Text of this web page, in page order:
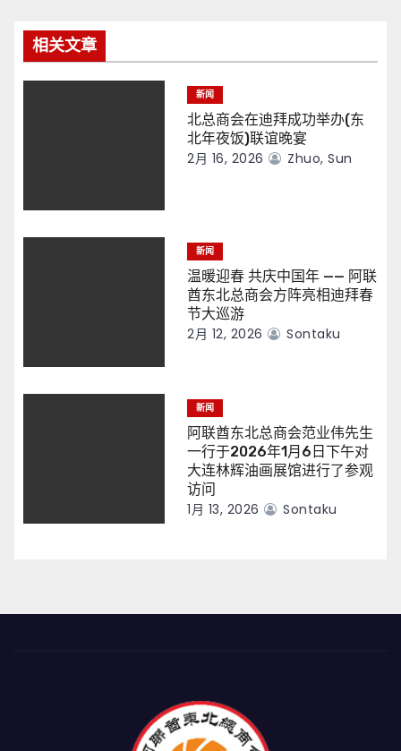
相关文章
新闻
北总商会在迪拜成功举办(东
北年夜饭)联谊晚宴
2月 16, 2026 Zhuo, Sun
新闻
温暖迎春 共庆中国年 —— 阿联
酋东北总商会方阵亮相迪拜春
节大巡游
2月 12, 2026 Sontaku
新闻
阿联酋东北总商会范业伟先生
一行于2026年1月6日下午对
大连林辉油画展馆进行了参观
访问
1月 13, 2026 Sontaku